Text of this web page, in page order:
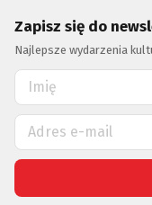
Zapisz się do
Najlepsze wydarzenia